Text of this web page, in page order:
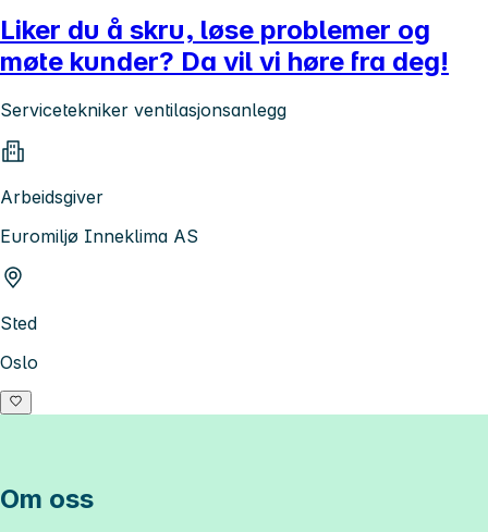
Liker du å skru, løse problemer og
møte kunder? Da vil vi høre fra deg!
Servicetekniker ventilasjonsanlegg
Arbeidsgiver
Euromiljø Inneklima AS
Sted
Oslo
Om oss